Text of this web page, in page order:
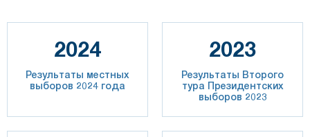
2024
Результаты местных
выборов 2024 года
2023
Результаты Второго
тура Президентских
выборов 2023